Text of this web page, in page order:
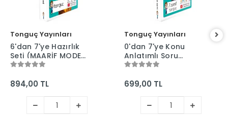
Tonguç Yayınları
6'dan 7'ye Hazırlık
Seti (MAARİF MODEL)
- Tonguç Yayınları
894,00 TL
Tonguç Yayınları
0'dan 7'ye Konu
Anlatımlı Soru
Bankası Seti
Tonguç Yayınları
699,00 TL